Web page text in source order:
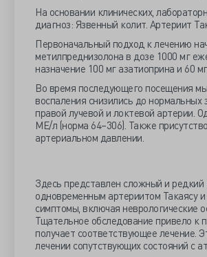
На основании клинических,
диагноз: Язвенный колит. Артериит
Первоначальный подход к лечению
метилпреднизолона в дозе 1000 мг
назначение 100 мг азатиоприна и 60
Во время последующего посещения
воспаления снизились до нормальных
правой лучевой и локтевой артерии.
МЕ/л (норма 64–306). Также
артериальном давлении.
Здесь представлен сложный и редкий
одновременным артериитом Такаясу
симптомы, включая неврологические
Тщательное обследование привело к
получает соответствующее лечение.
лечении сопутствующих состояний с